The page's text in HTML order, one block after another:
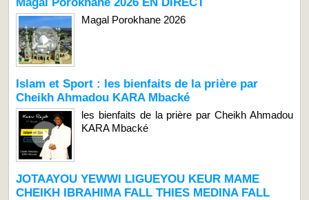
Magal Porokhane 2026
Islam et Sport : les bienfaits de la prière par
Cheikh Ahmadou KARA Mbacké
les bienfaits de la prière par Cheikh Ahmadou
KARA Mbacké
JOTAAYOU YEWWI LIGUEYOU KEUR MAME
CHEIKH IBRAHIMA FALL THIES MEDINA FALL